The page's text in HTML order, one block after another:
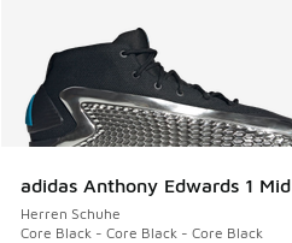
adidas Anthony Edwards 1 Mid
Herren Schuhe
Core Black - Core Black - Core Black